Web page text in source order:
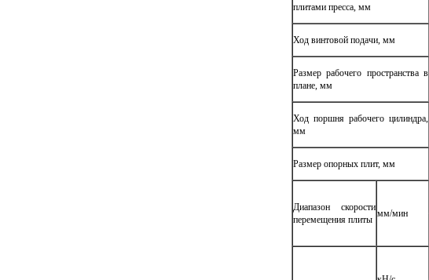
плитами пресса, мм
Ход винтовой подачи, мм
Размер рабочего пространства в
плане, мм
Ход поршня рабочего цилиндра,
мм
Размер опорных плит, мм
Диапазон скорости
перемещения плиты
мм/мин